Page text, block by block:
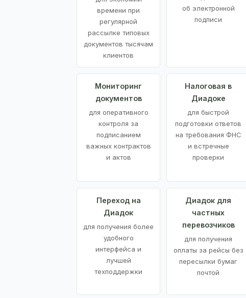
времени при
регулярной
рассылке типовых
документов тысячам
клиентов
об электронной
подписи
Мониторинг
документов
для оперативного
контроля за
подписанием
важных контрактов
и актов
Налоговая в
Диадоке
для быстрой
подготовки ответов
на требования ФНС
и встречные
проверки
Переход на
Диадок
для получения более
удобного
интерфейса и
лучшей
техподдержки
Диадок для
частных
перевозчиков
для получения
оплаты за рейсы без
пересылки бумаг
почтой